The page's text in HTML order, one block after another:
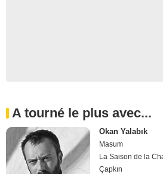
A tourné le plus avec...
Okan Yalabık
Masum
La Saison de la
Çapkın